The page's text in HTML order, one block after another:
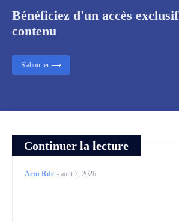
Continuer la lecture
Actu Rdc -août 7, 2026
Bénéficiez d'un accès
contenu
S'abonner ⟶